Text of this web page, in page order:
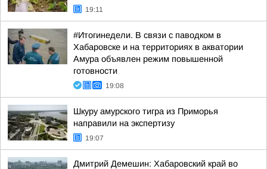
19:11
#Итогинедели. В связи с паводком в
Хабаровске и на территориях в акватории
Амура объявлен режим повышенной
готовности
19:08
Шкуру амурского тигра из Приморья
направили на экспертизу
19:07
Дмитрий Демешин: Хабаровский край во